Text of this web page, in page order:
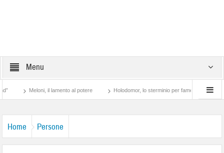
Menu
Meloni, il lamento al potere Holodomor, lo sterminio per fame in Ucraina
Home Persone